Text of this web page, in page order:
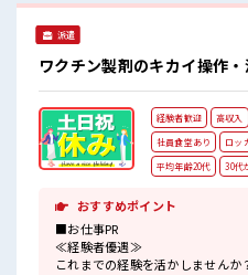
派遣
ワクチン製剤のキカイ操作
経験者歓迎 高収入
社員食堂あり
ロッ
平均年齢20代
30代
おすすめポイント
■お仕事PR
≪経験者優遇≫
これまでの経験を活かしませんか